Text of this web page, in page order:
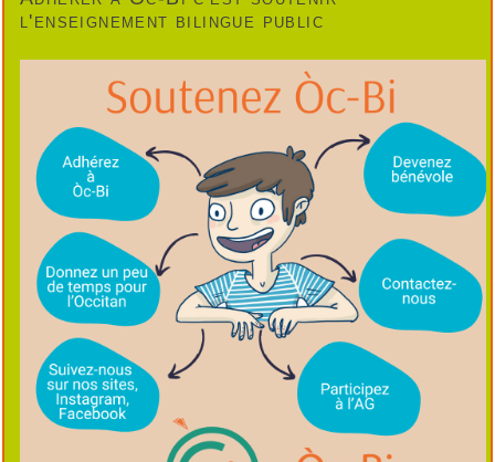
l'enseignement bilingue public